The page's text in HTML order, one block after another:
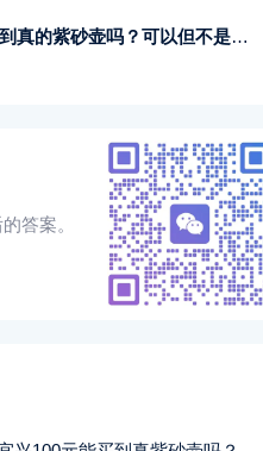
的紫砂壶吗？可以但不是全手工壶
答案。